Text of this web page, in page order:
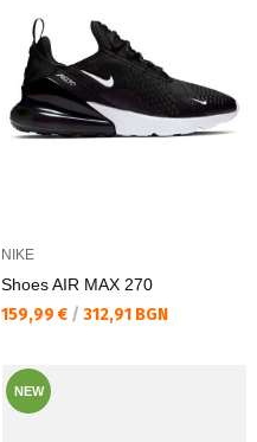
NIKE
Shoes AIR MAX 270
Текуща цена:
159,99 € / 312,91 BGN
NEW